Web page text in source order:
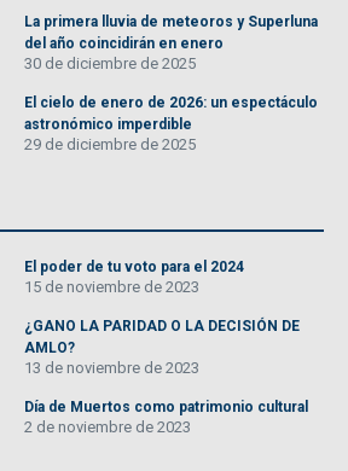
La primera lluvia de meteoros y Superluna
del año coincidirán en enero
30 de diciembre de 2025
El cielo de enero de 2026: un espectáculo
astronómico imperdible
29 de diciembre de 2025
El poder de tu voto para el 2024
15 de noviembre de 2023
¿GANO LA PARIDAD O LA DECISIÓN DE
AMLO?
13 de noviembre de 2023
Día de Muertos como patrimonio cultural
2 de noviembre de 2023